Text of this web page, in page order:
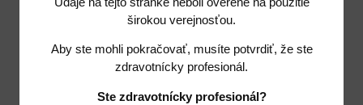
širokou verejnosťou.
Aby ste mohli pokračovať, musíte potvrdiť, že ste
zdravotnícky profesionál.
Ste zdravotnícky profesionál?